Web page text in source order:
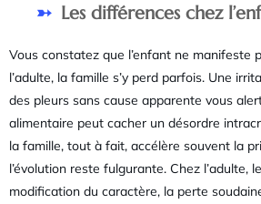
Les différences chez
Vous constatez que l’enfant ne manifeste
l’adulte, la famille s’y perd parfois. Une
des pleurs sans cause apparente vous
alimentaire peut cacher un désordre
la famille, tout à fait, accélère souvent la
l’évolution reste fulgurante. Chez l’adulte,
modification du caractère, la perte